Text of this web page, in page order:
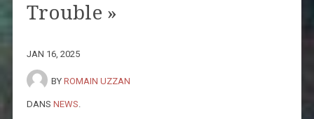
Trouble »
JAN 16, 2025
BY ROMAIN UZZAN
DANS NEWS